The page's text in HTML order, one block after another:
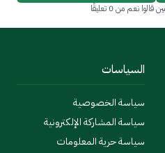
السياسات
سياسة الخصوصية
سياسة المشاركة الإلكترونية
سياسة حرية المعلومات